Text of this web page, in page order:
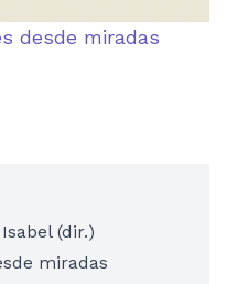
desde miradas
(dir.)
miradas